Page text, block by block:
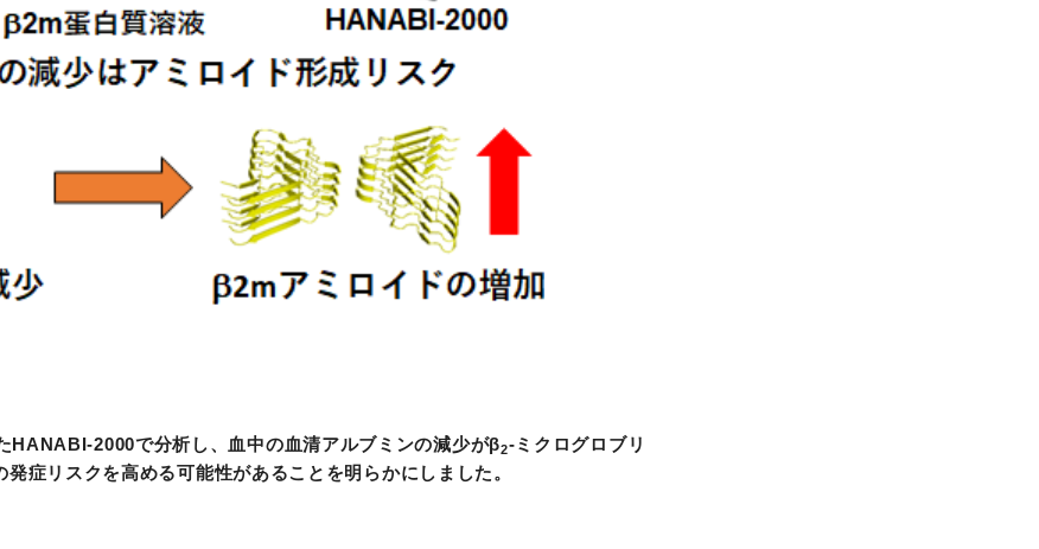
HANABI-2000で分析し、血中の血清アルブミンの減少がβ2-ミクログロブリ
症リスクを高める可能性があることを明らかにしました。